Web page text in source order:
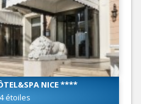
NICE ****
étoiles